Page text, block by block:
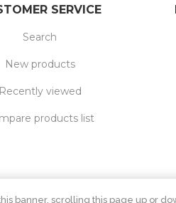
SERVICE
Search
New products
Recently viewed
products list
banner, scrolling this page up or